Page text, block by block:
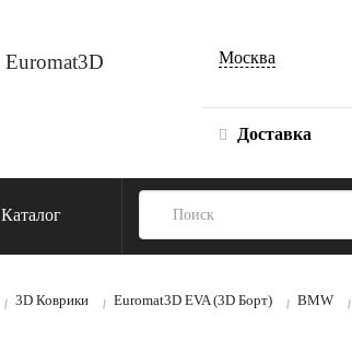
Москва
Доставка
Каталог
3D Коврики Euromat3D EVA (3D Борт) BMW